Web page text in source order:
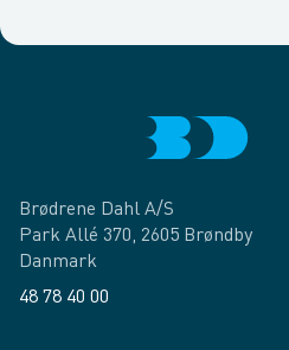
Brødrene Dahl A/S
Park Allé 370, 2605 Brøndby
Danmark
48 78 40 00